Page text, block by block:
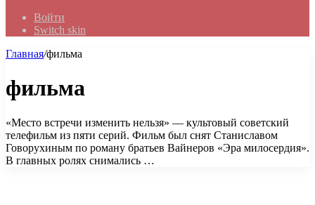
Войти
Switch skin
Главная/фильма
фильма
«Место встречи изменить нельзя» — культовый советский
телефильм из пяти серий. Фильм был снят Станиславом
Говорухиным по роману братьев Вайнеров «Эра милосердия».
В главных ролях снимались …